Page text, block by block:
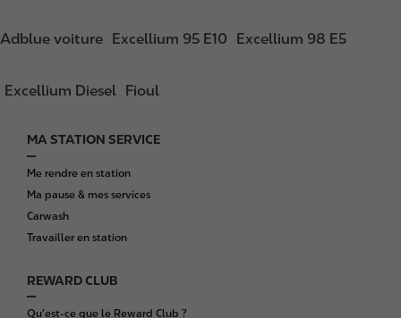
Adblue voiture Excellium 95 E10 Excellium 98 E5
Excellium Diesel Fioul
F
o
o
t
e
MA STATION SERVICE
Me rendre en station
Ma pause & mes services
Carwash
Travailler en station
REWARD CLUB
Qu'est-ce que le Reward Club ?